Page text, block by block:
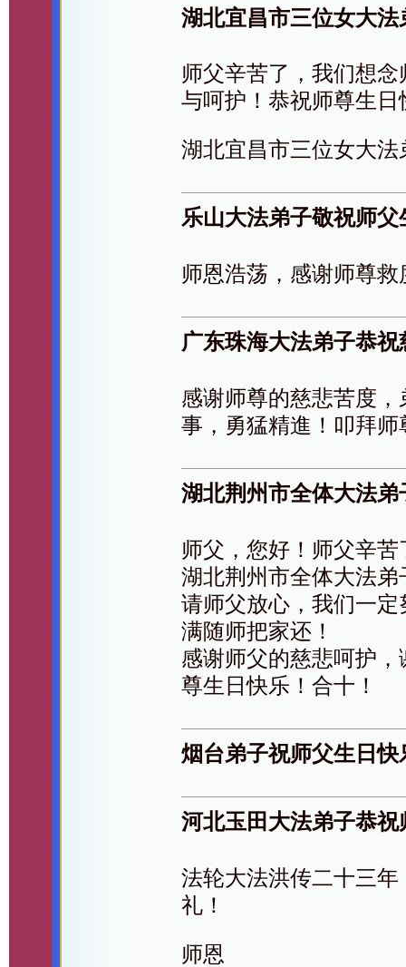
湖北宜昌市三位女大
师父辛苦了，我们想
与呵护！恭祝师尊生
湖北宜昌市三位女大
乐山大法弟子敬祝师父
师恩浩荡，感谢师尊救
广东珠海大法弟子恭
感谢师尊的慈悲苦度
事，勇猛精進！叩拜师
湖北荆州市全体大法
师父，您好！师父辛苦
湖北荆州市全体大法
请师父放心，我们一
满随师把家还！
感谢师父的慈悲呵护
尊生日快乐！合十！
烟台弟子祝师父生日快
河北玉田大法弟子恭
法轮大法洪传二十三
礼！
师恩